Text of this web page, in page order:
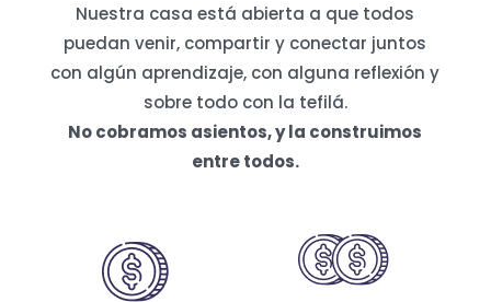
Nuestra casa está abierta a que todos
puedan venir, compartir y conectar juntos
con algún aprendizaje, con alguna reflexión y
sobre todo con la tefilá.
No cobramos asientos, y la construimos
entre todos.